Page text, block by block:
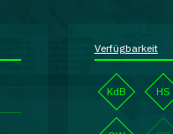
Verfügbarkeit
KdB HS